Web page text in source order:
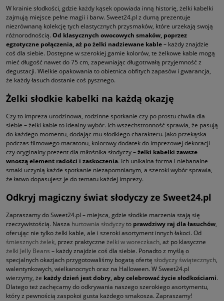
W krainie słodkości, gdzie każdy kąsek opowiada inną historię, żelki kabelki
zajmują miejsce pełne magii i barw. Sweet24.pl z dumą prezentuje
niezrównaną kolekcję tych elastycznych przysmaków, które urzekają swoją
różnorodnością. Od klasycznych owocowych smaków, poprzez
egzotyczne połączenia, aż po żelki nadziewane kable– każdy znajdzie
coś dla siebie. Dostępne w szerokiej gamie kolorów, te żelkowe kable mogą
mieć długość nawet do 75 cm, zapewniając długotrwałą przyjemność z
degustacji. Wielkie opakowania to obietnica obfitych zapasów i gwarancja,
że każdy łasuch dostanie coś pysznego.
Żelki słodkie kabelki na każdą okazję
Czy to impreza urodzinowa, rodzinne spotkanie czy po prostu chwila dla
siebie – żelki kable to idealny wybór. Ich wszechstronność sprawia, że pasują
do każdego momentu, dodając mu słodkiego charakteru. Jako przekąska
podczas filmowego maratonu, kolorowy dodatek do imprezowej dekoracji
czy oryginalny prezent dla miłośnika słodyczy –żelki kabelki zawsze
wnoszą element radości i zaskoczenia. Ich unikalna forma i niebanalne
smaki uczynią każde spotkanie niezapomnianym, a szeroki wybór sprawia,
że łatwo dopasujesz je do tematu każdej imprezy.
Odkryj magiczny świat słodyczy ze Sweet24.pl
Zapraszamy do Sweet24.pl – miejsca, gdzie słodkie marzenia stają się
rzeczywistością. Nasza hurtownia słodyczyto prawdziwy raj dla łasuchów,
oferując nie tylko żelki kable, ale i szeroki asortyment innych łakoci. Od
śmiesznych żelek, przez praktyczne żelki w woreczkach, aż po klasyczne
żelki Jelly Beans – każdy znajdzie coś dla siebie. Ponadto z myślą o
specjalnych okazjach przygotowaliśmy bogatą ofertę słodyczy świątecznych,
walentynkowych, wielkanocnych oraz na Halloween. W Sweet24.pl
wierzymy, że każdy dzień jest dobry, aby celebrować życie słodkościami.
Dlatego też zachęcamy do odkrywania naszego szerokiego asortymentu,
który z pewnością zaspokoi gusta każdego smakosza. Zapraszamy!